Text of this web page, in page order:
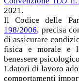
2021.
Il Codice delle
198/2006, precisa
di assicurare
fisica e morale e
benessere
I datori di lavoro
comportamenti